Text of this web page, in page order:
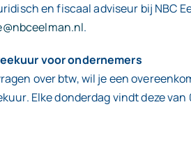
en fiscaal adviseur bij NBC
.
voor ondernemers
over btw, wil je een
Elke donderdag vindt deze